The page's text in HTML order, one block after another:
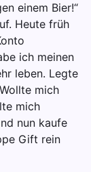
einem Bier!“
Heute früh
ich meinen
leben. Legte
mich
mich
nun kaufe
Gift rein